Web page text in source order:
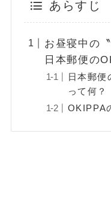
あらすじ
お昼寝中の
日本郵便の
日本郵
って何？
OKIPPA